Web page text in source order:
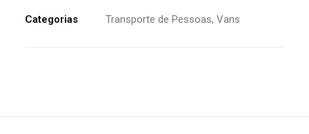
Categorias Transporte de Pessoas, Vans